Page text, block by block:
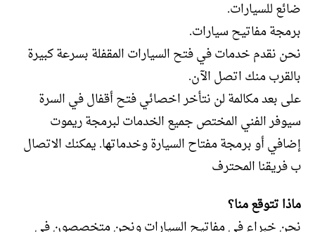
ضائع للسيارات.
برمجة مفاتيح سيارات.
نحن نقدم خدمات في فتح السيارات المقفلة بسرعة كبيرة
بالقرب منك اتصل الآن.
على بعد مكالمة لن نتأخر اخصائي فتح أقفال في السرة
سيوفر الفني المختص جميع الخدمات لبرمجة ريموت
إضافي أو برمجة مفتاح السيارة وخدماتها. يمكنك الاتصال
ب فريقنا المحترف
ماذا تتوقع منا؟
نحن خبراء في مفاتيح السيارات ونحن متخصصون في